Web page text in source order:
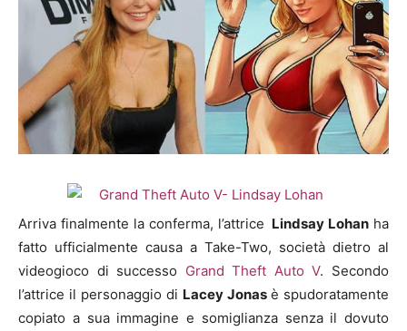
Arriva finalmente la conferma, l’attrice Lindsay Lohan ha
fatto ufficialmente causa a Take-Two, società dietro al
videogioco di successo Grand Theft Auto V. Secondo
l’attrice il personaggio di Lacey Jonas è spudoratamente
copiato a sua immagine e somiglianza senza il dovuto